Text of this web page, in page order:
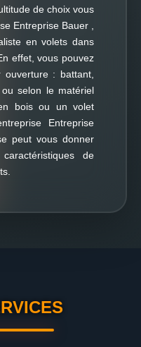
de choix vous
Entreprise Bauer ,
en volets dans
effet, vous pouvez
: battant,
selon le matériel
bois ou un volet
Entreprise
peut vous donner
de